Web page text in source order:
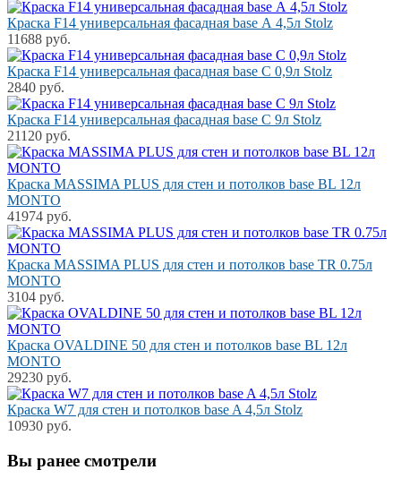
Краска F14 универсальная фасадная base А 4,5л Stolz
11688 руб.
Краска F14 универсальная фасадная base С 0,9л Stolz
2840 руб.
Краска F14 универсальная фасадная base С 9л Stolz
21120 руб.
Краска MASSIMA PLUS для стен и потолков base BL 12л
MONTO
41974 руб.
Краска MASSIMA PLUS для стен и потолков base TR 0.75л
MONTO
3104 руб.
Краска OVALDINE 50 для стен и потолков base BL 12л
MONTO
29230 руб.
Краска W7 для стен и потолков base A 4,5л Stolz
10930 руб.
Вы ранее смотрели